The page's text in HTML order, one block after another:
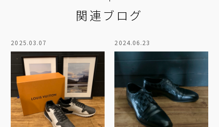
関連ブログ
2025.03.07 2024.06.23